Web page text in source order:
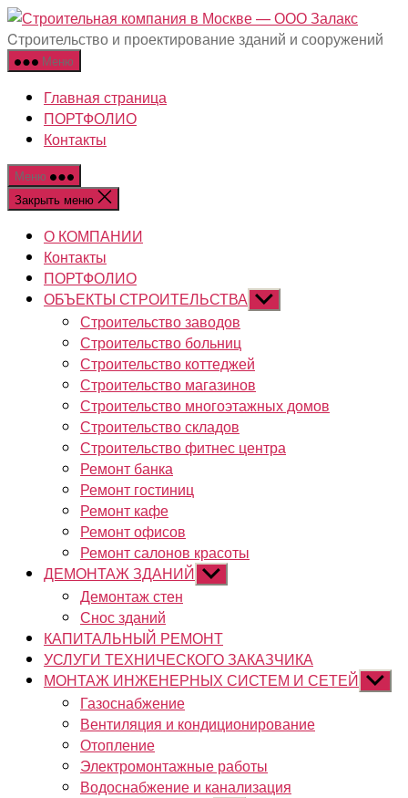
Перейти
к
содержимому
Cтроительство и проектирование зданий и сооружений
Меню
Главная страница
ПОРТФОЛИО
Контакты
Меню
Закрыть меню
О КОМПАНИИ
Контакты
ПОРТФОЛИО
ОБЪЕКТЫ СТРОИТЕЛЬСТВА Показывать
подменю
Строительство заводов
Строительство больниц
Строительство коттеджей
Строительство магазинов
Строительство многоэтажных домов
Строительство складов
Строительство фитнес центра
Ремонт банка
Ремонт гостиниц
Ремонт кафе
Ремонт офисов
Ремонт салонов красоты
ДЕМОНТАЖ ЗДАНИЙ Показывать
подменю
Демонтаж стен
Снос зданий
КАПИТАЛЬНЫЙ РЕМОНТ
УСЛУГИ ТЕХНИЧЕСКОГО ЗАКАЗЧИКА
МОНТАЖ ИНЖЕНЕРНЫХ СИСТЕМ И СЕТЕЙ
Газоснабжение
Вентиляция и кондиционирование
Отопление
Электромонтажные работы
Водоснабжение и канализация